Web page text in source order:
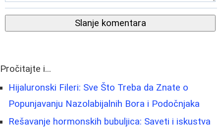
Slanje komentara
Pročitajte i...
Hijaluronski Fileri: Sve Što Treba da Znate o
Popunjavanju Nazolabijalnih Bora i Podočnjaka
Rešavanje hormonskih bubuljica: Saveti i iskustva